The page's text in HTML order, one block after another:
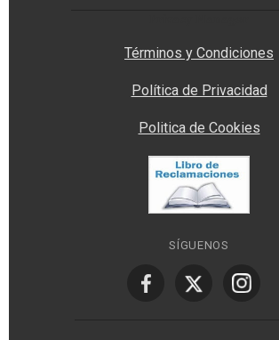
Términos y Condiciones
Política de Privacidad
Politica de Cookies
SÍGUENOS